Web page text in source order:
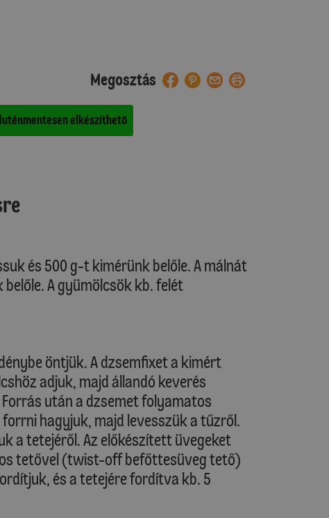
Megosztás
elkészíthető
és 500 g-t kimérünk belőle. A málnát
A gyümölcsök kb. felét
öntjük. A dzsemfixet a kimért
adjuk, majd állandó keverés
után a dzsemet folyamatos
hagyjuk, majd levesszük a tűzről.
a tetejéről. Az előkészített üvegeket
tetővel (twist-off befőttesüveg tető)
és a tetejére fordítva kb. 5